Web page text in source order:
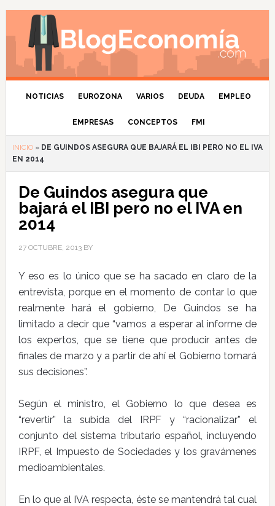
NOTICIAS EUROZONA VARIOS DEUDA EMPLEO
EMPRESAS CONCEPTOS FMI
INICIO» DE GUINDOS ASEGURA QUE BAJARÁ EL IBI PERO NO EL IVA
EN 2014
De Guindos asegura que
bajará el IBI pero no el IVA en
2014
27 OCTUBRE, 2013BY
Y eso es lo único que se ha sacado en claro de la
entrevista, porque en el momento de contar lo que
realmente hará el gobierno, De Guindos se ha
limitado a decir que “vamos a esperar al informe de
los expertos, que se tiene que producir antes de
finales de marzo y a partir de ahí el Gobierno tomará
sus decisiones”.
Según el ministro, el Gobierno lo que desea es
“revertir” la subida del IRPF y “racionalizar” el
conjunto del sistema tributario español, incluyendo
IRPF, el Impuesto de Sociedades y los gravámenes
medioambientales.
En lo que al IVA respecta, éste se mantendrá tal cual